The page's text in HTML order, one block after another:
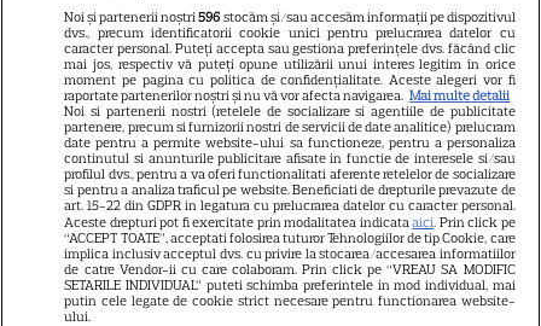
la Hollywood
5
RECOMANDĂRI
„Vara iubirii” continuă la DIVA!
Filme romantice în premieră și
povești de dragoste de văzut în
august
VEDETE ROMÂNEŞTI
Noi și partenerii noștri596 stocăm și/sau accesăm informații pe dispozitivul
dvs., precum identificatorii cookie unici pentru prelucrarea datelor cu
caracter personal. Puteți accepta sau gestiona preferințele dvs. făcând clic
mai jos, respectiv vă puteți opune utilizării unui interes legitim în orice
moment pe pagina cu politica de confidențialitate. Aceste alegeri vor fi
raportate partenerilor noștri și nu vă vor afecta navigarea. Mai multe detalii
Noi si partenerii nostri (retelele de socializare si agentiile de publicitate
partenere, precum si furnizorii nostri de servicii de date analitice) prelucram
date pentru a permite website-ului sa functioneze, pentru a personaliza
continutul si anunturile publicitare afisate in functie de interesele si/sau
profilul dvs., pentru a va oferi functionalitati aferente retelelor de socializare
si pentru a analiza traficul pe website. Beneficiati de drepturile prevazute de
art. 15-22 din GDPR in legatura cu prelucrarea datelor cu caracter personal.
Aceste drepturi pot fi exercitate prin modalitatea indicataaici. Prin click pe
“ACCEPT TOATE”, acceptati folosirea tuturor Tehnologiilor de tip Cookie, care
implica inclusiv acceptul dvs. cu privire la stocarea/accesarea informatiilor
de catre Vendor-ii cu care colaboram. Prin click pe “VREAU SA MODIFIC
SETARILE INDIVIDUAL” puteti schimba preferintele in mod individual, mai
putin cele legate de cookie strict necesare pentru functionarea website-
ului.